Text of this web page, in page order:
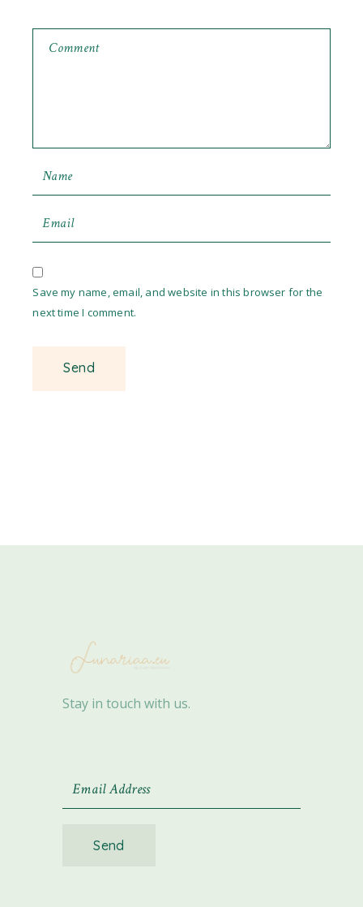
Save my name, email, and website in this browser for the
next time I comment.
Stay in touch with us.
Send